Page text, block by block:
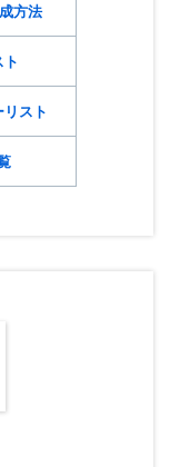
方法
スト